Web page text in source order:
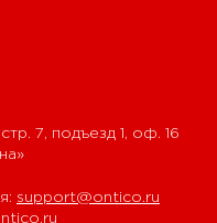
7, подъезд 1, оф. 16
support@ontico.ru